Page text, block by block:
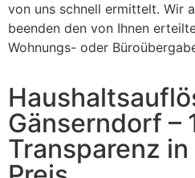
von uns schnell ermittelt. Wir
beenden den von Ihnen
Wohnungs- oder
Gänserndorf –
Transparenz